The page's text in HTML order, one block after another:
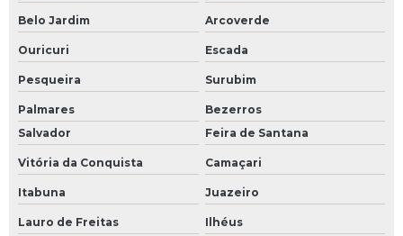
Belo Jardim Arcoverde
Ouricuri Escada
Pesqueira Surubim
Palmares
Bezerros
Salvador
Feira de Santana
Vitória da Conquista Camaçari
Itabuna Juazeiro
Lauro de Freitas Ilhéus